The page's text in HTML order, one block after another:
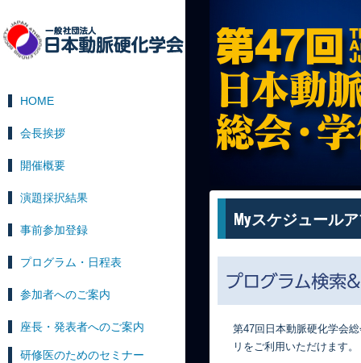
HOME
会長挨拶
開催概要
演題採択結果
事前参加登録
プログラム・日程表
参加者へのご案内
座長・発表者へのご案内
研修医のためのセミナー
Myスケジュール
第47回日本動脈硬化学会
リをご利用いただけます。